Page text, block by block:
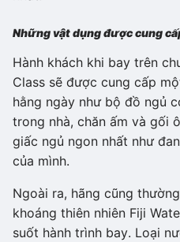
Những vật dụng được cung
Hành khách khi bay trên
Class sẽ được cung cấp
hằng ngày như bộ đồ ngủ
trong nhà, chăn ấm và gối
giấc ngủ ngon nhất như
của mình.
Ngoài ra, hãng cũng
khoáng thiên nhiên Fiji
suốt hành trình bay. Loại